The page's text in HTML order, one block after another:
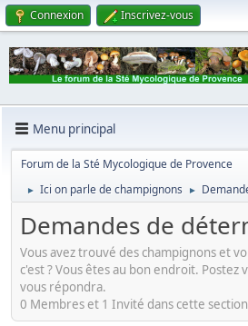
Connexion Inscrivez-vous
Menu principal
Forum de la Sté Mycologique de Provence
► Ici on parle de champignons ►
Demandes de
Vous avez trouvé des champignons et
c'est ? Vous êtes au bon endroit. Postez
vous répondra.
0 Membres et 1 Invité dans cette